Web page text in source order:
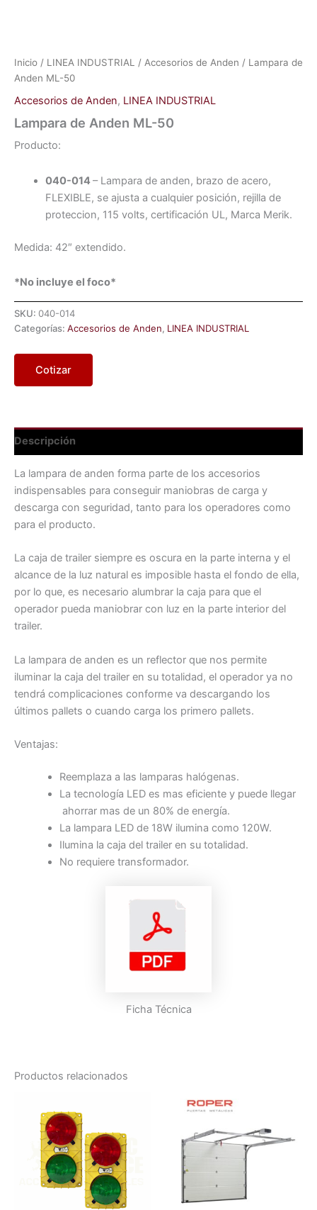
Inicio / LINEA INDUSTRIAL / Accesorios de Anden / Lampara de
Anden ML-50
Accesorios de Anden, LINEA INDUSTRIAL
Lampara de Anden ML-50
Producto:
040-014– Lampara de anden, brazo de acero,
FLEXIBLE, se ajusta a cualquier posición, rejilla de
proteccion, 115 volts, certificación UL, Marca Merik.
Medida: 42″ extendido.
*No incluye el foco*
SKU: 040-014
Categorías: Accesorios de Anden, LINEA INDUSTRIAL
Cotizar
Descripción
La lampara de anden forma parte de los accesorios
indispensables para conseguir maniobras de carga y
descarga con seguridad, tanto para los operadores como
para el producto.
La caja de trailer siempre es oscura en la parte interna y el
alcance de la luz natural es imposible hasta el fondo de ella,
por lo que, es necesario alumbrar la caja para que el
operador pueda maniobrar con luz en la parte interior del
trailer.
La lampara de anden es un reflector que nos permite
iluminar la caja del trailer en su totalidad, el operador ya no
tendrá complicaciones conforme va descargando los
últimos pallets o cuando carga los primero pallets.
Ventajas:
Reemplaza a las lamparas halógenas.
La tecnología LED es mas eficiente y puede llegar
ahorrar mas de un 80% de energía.
La lampara LED de 18W ilumina como 120W.
Ilumina la caja del trailer en su totalidad.
No requiere transformador.
Ficha Técnica
Productos relacionados